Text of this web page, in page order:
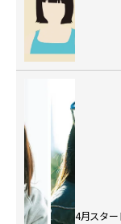
4月スター